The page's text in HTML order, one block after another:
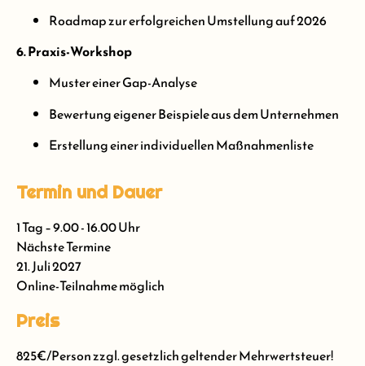
Roadmap zur erfolgreichen Umstellung auf 2026
6. Praxis-Workshop
Muster einer Gap-Analyse
Bewertung eigener Beispiele aus dem Unternehmen
Erstellung einer individuellen Maßnahmenliste
Termin und Dauer
1 Tag – 9.00 - 16.00 Uhr
Nächste Termine
21. Juli 2027
Online-Teilnahme möglich
Preis
825€/Person zzgl. gesetzlich geltender Mehrwertsteuer!